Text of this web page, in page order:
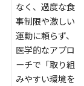
なく、過度な食
事制限や激しい
運動に頼らず、
医学的なアプロ
ーチで「取り組
みやすい環境を